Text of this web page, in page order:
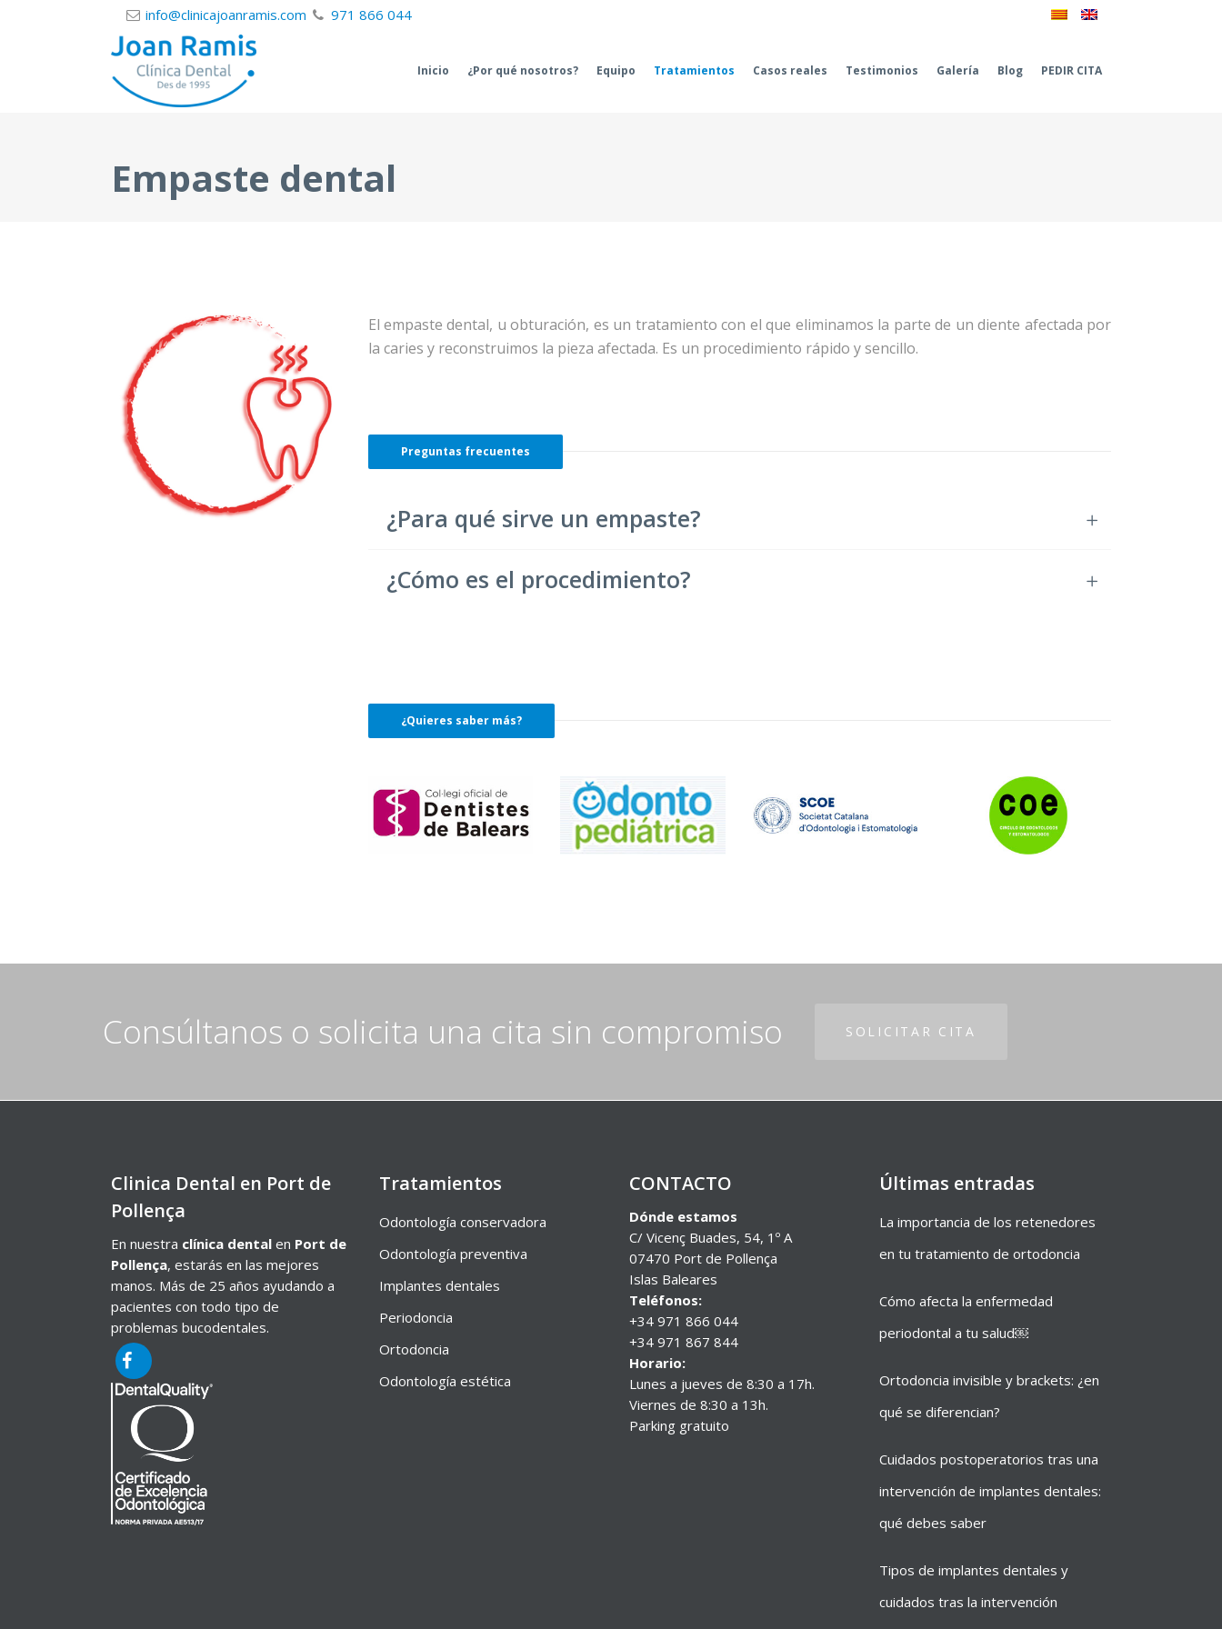
info@clinicajoanramis.com 971 866 044
Inicio ¿Por qué nosotros? Equipo Tratamientos Casos reales Testimonios Galería Blog PEDIR CITA
Empaste dental
El empaste dental, u obturación, es un tratamiento con el que eliminamos la parte de un diente afectada por
la caries y reconstruimos la pieza afectada. Es un procedimiento rápido y sencillo.
Preguntas frecuentes
¿Para qué sirve un empaste?
¿Cómo es el procedimiento?
¿Quieres saber más?
Consúltanos o solicita una cita sin compromiso SOLICITAR CITA
Clinica Dental en Port de
Pollença
En nuestra clínica dental en Port de
Pollença, estarás en las mejores
manos. Más de 25 años ayudando a
pacientes con todo tipo de
problemas bucodentales.
Tratamientos
Odontología conservadora
Odontología preventiva
Implantes dentales
Periodoncia
Ortodoncia
Odontología estética
CONTACTO
Dónde estamos
C/ Vicenç Buades, 54, 1º A
07470 Port de Pollença
Islas Baleares
Teléfonos:
+34 971 866 044
+34 971 867 844
Horario:
Lunes a jueves de 8:30 a 17h.
Viernes de 8:30 a 13h.
Parking gratuito
Últimas entradas
La importancia de los retenedores
en tu tratamiento de ortodoncia
Cómo afecta la enfermedad
periodontal a tu salud￼
Ortodoncia invisible y brackets: ¿en
qué se diferencian?
Cuidados postoperatorios tras una
intervención de implantes dentales:
qué debes saber
Tipos de implantes dentales y
cuidados tras la intervención